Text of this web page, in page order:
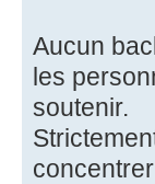
Aucun
les
soutenir.